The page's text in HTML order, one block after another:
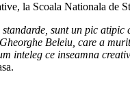
la Scoala Nationala de
sunt un pic
Beleiu, care a
ce inseamna